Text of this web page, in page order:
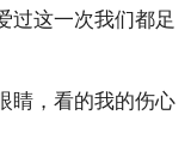
过这一次我们都足
睛，看的我的伤心